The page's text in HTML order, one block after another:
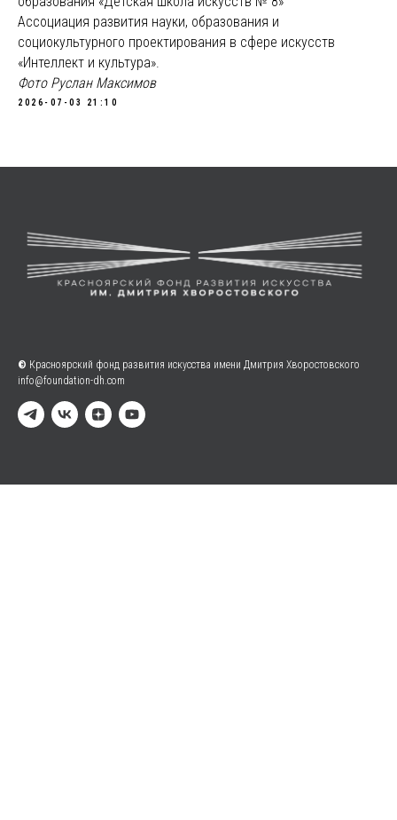
Ассоциация развития науки, образования и
социокультурного проектирования в сфере искусств
«Интеллект и культура».
Фото Руслан Максимов
2026-07-03 21:10
© Красноярский фонд развития искусства имени Дмитрия Хворостовского
info@foundation-dh.com